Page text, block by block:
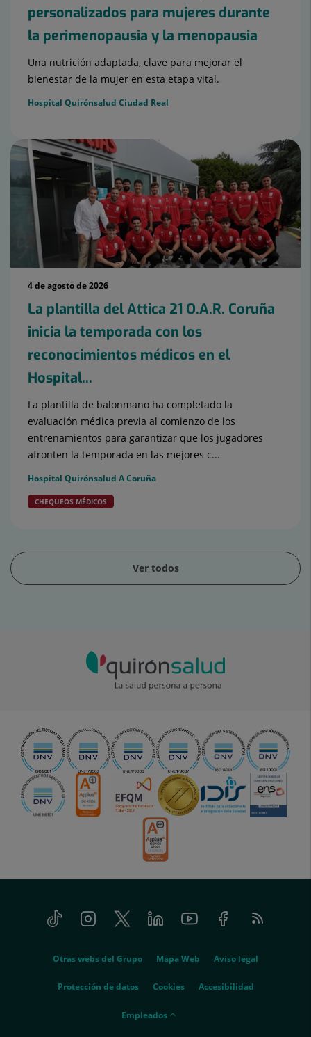
personalizados para mujeres durante
la perimenopausia y la menopausia
Una nutrición adaptada, clave para mejorar el
bienestar de la mujer en esta etapa vital.
Hospital Quirónsalud Ciudad Real
4 de agosto de 2026
La plantilla del Attica 21 O.A.R. Coruña
inicia la temporada con los
reconocimientos médicos en el
Hospital...
La plantilla de balonmano ha completado la
evaluación médica previa al comienzo de los
entrenamientos para garantizar que los jugadores
afronten la temporada en las mejores c...
Hospital Quirónsalud A Coruña
CHEQUEOS MÉDICOS
Ver todos
Tiktok InstagramTwitter LinkedinYoutube FacebookFeed
RSS
Otras webs del Grupo Mapa Web Aviso legal
Protección de datos Cookies Accesibilidad
empleados
Empleados